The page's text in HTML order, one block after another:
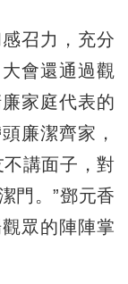
召力，充分
會還通過觀
家庭代表的
廉潔齊家，
講面子，對
門。”鄧元香
眾的陣陣掌